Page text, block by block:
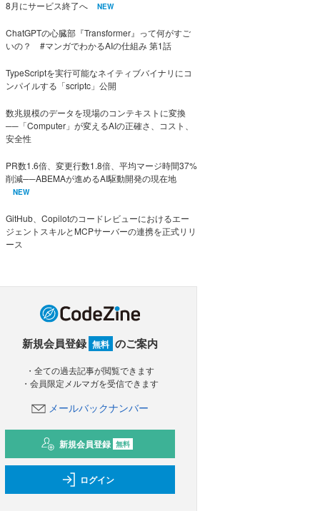
8月にサービス終了へ
NEW
ChatGPTの心臓部『Transformer』って何がすご
いの？ #マンガでわかるAIの仕組み 第1話
TypeScriptを実行可能なネイティブバイナリにコ
ンパイルする「scriptc」公開
数兆規模のデータを現場のコンテキストに変換
──「Computer」が変えるAIの正確さ、コスト、
安全性
PR数1.6倍、変更行数1.8倍、平均マージ時間37%
削減──ABEMAが進めるAI駆動開発の現在地
NEW
GitHub、Copilotのコードレビューにおけるエー
ジェントスキルとMCPサーバーの連携を正式リリ
ース
新規会員登録 無料 のご案内
・全ての過去記事が閲覧できます
・会員限定メルマガを受信できます
メールバックナンバー
新規会員登録 無料
ログイン